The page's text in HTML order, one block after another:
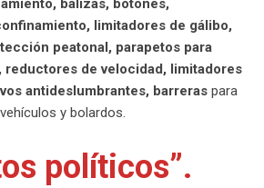
balizas, botones,
limitadores de gálibo,
peatonal, parapetos para
reductores de velocidad, limitadores
antideslumbrantes, barreras para
y bolardos.
políticos”.